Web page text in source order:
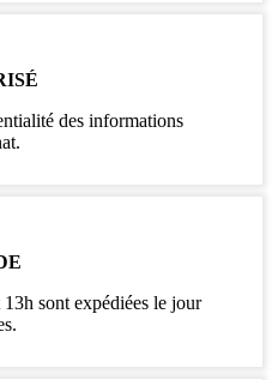
des informations
sont expédiées le jour